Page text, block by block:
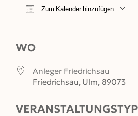
Zum Kalender hinzufügen
WO
Anleger Friedrichsau
Friedrichsau, Ulm, 89073
VERANSTALTUNGSTYP